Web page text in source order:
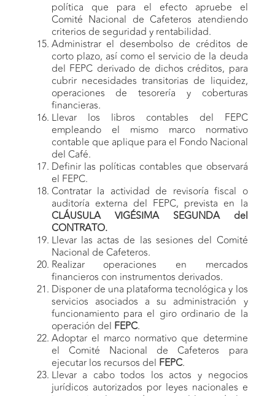
política que para el efecto apruebe el
Comité Nacional de Cafeteros atendiendo
criterios de seguridad y rentabilidad.
Administrar el desembolso de créditos de
corto plazo, así como el servicio de la deuda
del FEPC derivado de dichos créditos, para
cubrir necesidades transitorias de liquidez,
operaciones de tesorería y coberturas
financieras.
Llevar los libros contables del FEPC
empleando el mismo marco normativo
contable que aplique para el Fondo Nacional
del Café.
Definir las políticas contables que observará
el FEPC.
Contratar la actividad de revisoría fiscal o
auditoría externa del FEPC, prevista en la
CLÁUSULA VIGÉSIMA SEGUNDA del
CONTRATO.
Llevar las actas de las sesiones del Comité
Nacional de Cafeteros.
Realizar operaciones en mercados
financieros con instrumentos derivados.
Disponer de una plataforma tecnológica y los
servicios asociados a su administración y
funcionamiento para el giro ordinario de la
operación del FEPC.
Adoptar el marco normativo que determine
el Comité Nacional de Cafeteros para
ejecutar los recursos del FEPC.
Llevar a cabo todos los actos y negocios
jurídicos autorizados por leyes nacionales e